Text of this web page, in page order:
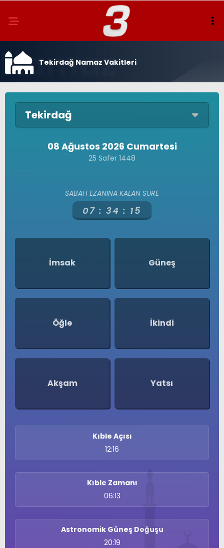
Tekirdağ Namaz Vakitleri
Tekirdağ
08 Ağustos 2026 Cumartesi
25 Safer 1448
SABAH EZANINA KALAN SÜRE
07 : 34 : 15
İmsak Güneş
Öğle İkindi
Akşam Yatsı
Kıble Açısı
12:16
Kıble Zamanı
06:13
Astronomik Güneş Doğuşu
20:19